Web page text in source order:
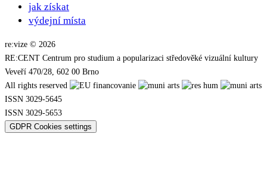
jak získat
výdejní místa
re:vize © 2026
RE:CENT Centrum pro studium a popularizaci středověké vizuální kultury
Veveří 470/28, 602 00 Brno
All rights reserved
ISSN 3029-5645
ISSN 3029-5653
GDPR Cookies settings